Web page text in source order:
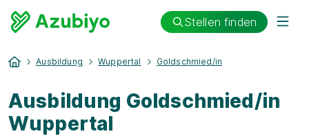
Stellen finden
Ausbildung Wuppertal Goldschmied/in
Ausbildung Goldschmied/in
Wuppertal